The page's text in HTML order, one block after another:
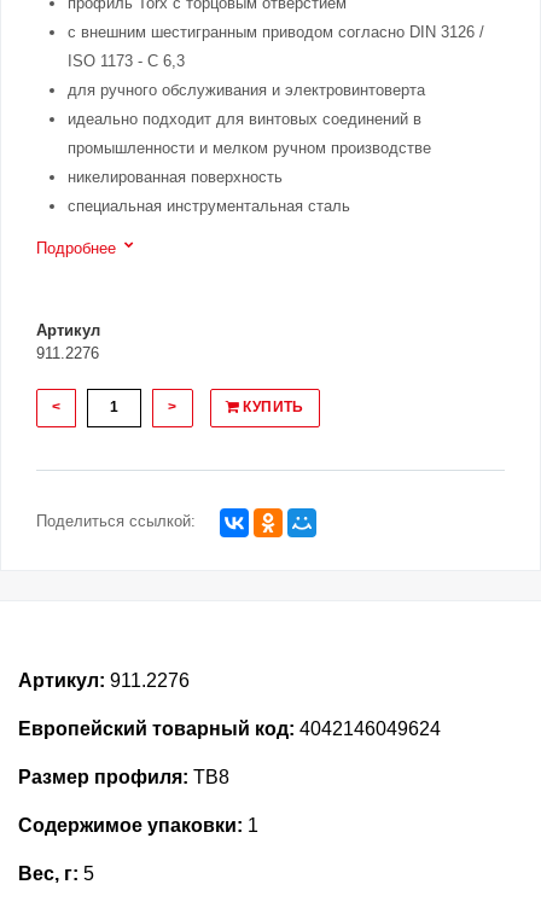
с внешним шестигранным приводом согласно DIN 3126 /
ISO 1173 - C 6,3
для ручного обслуживания и электровинтоверта
идеально подходит для винтовых соединений в
промышленности и мелком ручном производстве
никелированная поверхность
специальная инструментальная сталь
Подробнее
Артикул
911.2276
< > КУПИТЬ
Поделиться ссылкой:
Артикул: 911.2276
Европейский товарный код: 4042146049624
Размер профиля: TB8
Содержимое упаковки: 1
Вес, г: 5